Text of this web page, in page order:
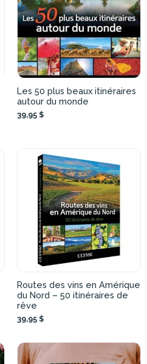
Les 50 plus beaux itinéraires
autour du monde
39,95 $
Routes des vins en Amérique
du Nord – 50 itinéraires de
rêve
39,95 $